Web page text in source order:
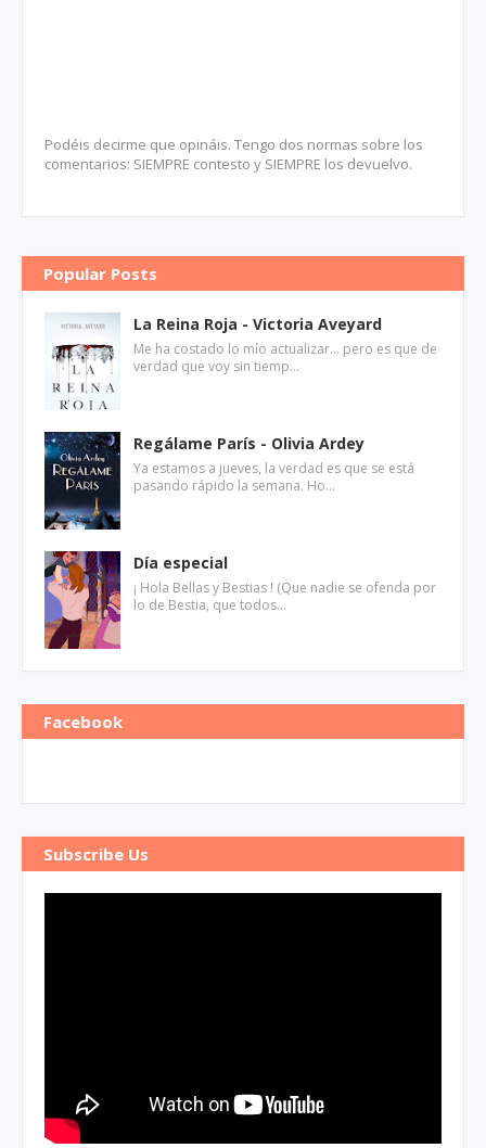
Podéis decirme que opináis. Tengo dos normas sobre los
comentarios: SIEMPRE contesto y SIEMPRE los devuelvo.
Popular Posts
La Reina Roja - Victoria Aveyard
Me ha costado lo mío actualizar... pero es que de
verdad que voy sin tiemp…
Regálame París - Olivia Ardey
Ya estamos a jueves, la verdad es que se está
pasando rápido la semana. Ho…
Día especial
¡ Hola Bellas y Bestias ! (Que nadie se ofenda por
lo de Bestia, que todos…
Facebook
Subscribe Us